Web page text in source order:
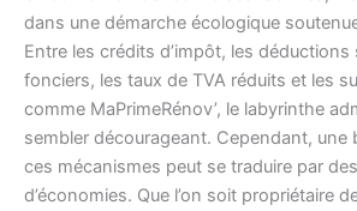
dans une démarche écologique
Entre les crédits d’impôt, les déductions
fonciers, les taux de TVA réduits et les
comme MaPrimeRénov’, le labyrinthe
sembler décourageant. Cependant, une
ces mécanismes peut se traduire par
d’économies. Que l’on soit propriétaire